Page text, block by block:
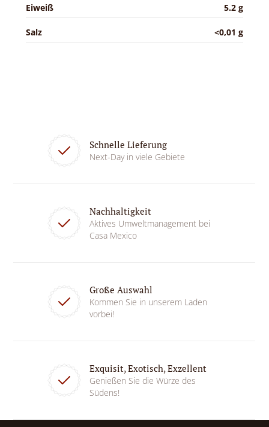
Eiweiß 5.2 g
Salz <0,01 g
Schnelle Lieferung
Next-Day in viele Gebiete
Nachhaltigkeit
Aktives Umweltmanagement bei
Casa Mexico
Große Auswahl
Kommen Sie in unserem Laden
vorbei!
Exquisit, Exotisch, Exzellent
Genießen Sie die Würze des
Südens!